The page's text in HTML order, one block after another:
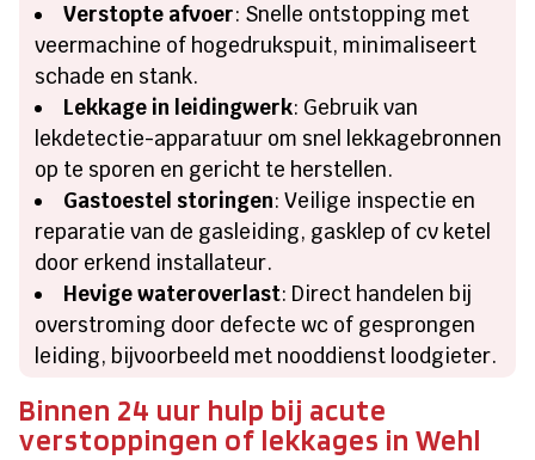
Verstopte afvoer: Snelle ontstopping met
veermachine of hogedrukspuit, minimaliseert
schade en stank.
Lekkage in leidingwerk: Gebruik van
lekdetectie-apparatuur om snel lekkagebronnen
op te sporen en gericht te herstellen.
Gastoestel storingen: Veilige inspectie en
reparatie van de gasleiding, gasklep of cv ketel
door erkend installateur.
Hevige wateroverlast: Direct handelen bij
overstroming door defecte wc of gesprongen
leiding, bijvoorbeeld met nooddienst loodgieter.
Binnen 24 uur hulp bij acute
verstoppingen of lekkages in Wehl